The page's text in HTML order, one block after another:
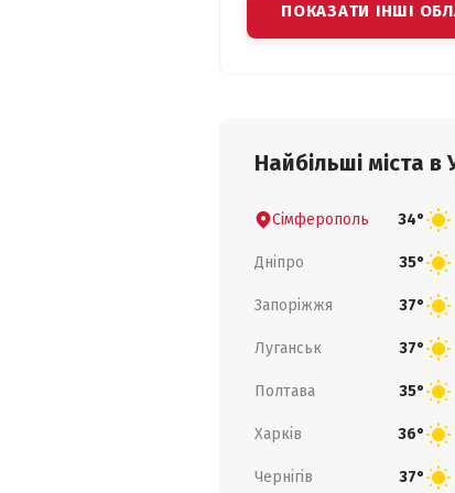
ПОКАЗАТИ ІНШІ
Найбільші міста в
Сімферополь 34°
Дніпро 35°
Запоріжжя 37°
Луганськ 37°
Полтава 35°
Харків 36°
Чернігів 37°